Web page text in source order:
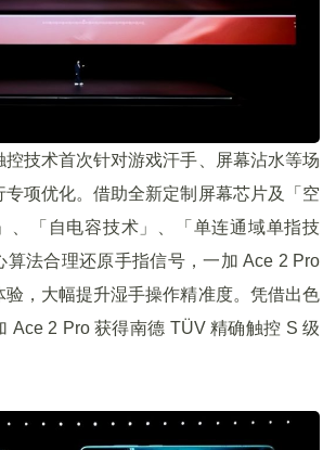
技术首次针对游戏汗手、屏幕沾水等场
项优化。借助全新定制屏幕芯片及「空
、「自电容技术」、「单连通域单指技
算法合理还原手指信号，一加 Ace 2 Pro
验，大幅提升湿手操作精准度。凭借出色
Ace 2 Pro 获得南德 TÜV 精确触控 S 级